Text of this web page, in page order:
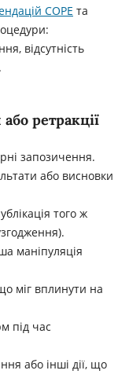
COPE та
відсутність
ретракції
запозичення.
або висновки
того ж
маніпуляція
міг вплинути на
під час
або інші дії, що